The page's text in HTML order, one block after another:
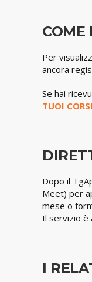
COME
Per
ancora
Se hai
TUOI CORSI
.
Dopo il
Meet) per
mese o
Il servizio è
I